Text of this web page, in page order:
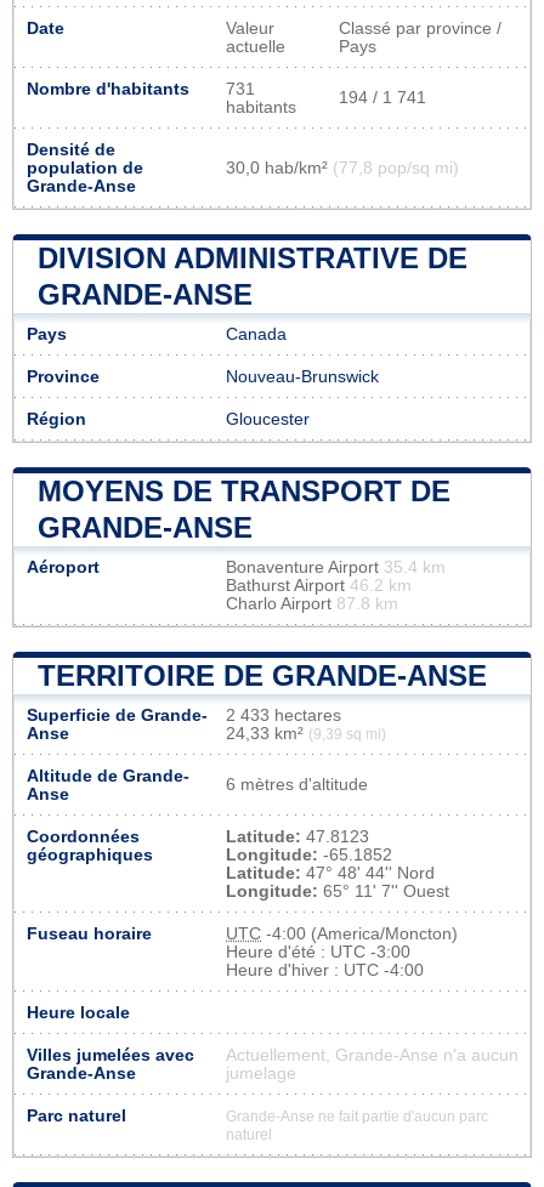
Date
Valeur
actuelle
Classé par province /
Pays
Nombre d'habitants
731
habitants
194 / 1 741
Densité de
population de
Grande-Anse
30,0 hab/km² (77,8 pop/sq mi)
DIVISION ADMINISTRATIVE DE
GRANDE-ANSE
Pays Canada
Province Nouveau-Brunswick
Région Gloucester
MOYENS DE TRANSPORT DE
GRANDE-ANSE
Aéroport Bonaventure Airport 35.4 km
Bathurst Airport 46.2 km
Charlo Airport 87.8 km
TERRITOIRE DE GRANDE-ANSE
Superficie de Grande-
Anse
2 433 hectares
24,33 km² (9,39 sq mi)
Altitude de Grande-
Anse
6 mètres d'altitude
Coordonnées
géographiques
Latitude: 47.8123
Longitude: -65.1852
Latitude: 47° 48' 44'' Nord
Longitude: 65° 11' 7'' Ouest
Fuseau horaire UTC -4:00 (America/Moncton)
Heure d'été : UTC -3:00
Heure d'hiver : UTC -4:00
Heure locale
Villes jumelées avec
Grande-Anse
Actuellement, Grande-Anse n'a aucun
jumelage
Parc naturel
Grande-Anse ne fait partie d'aucun parc
naturel